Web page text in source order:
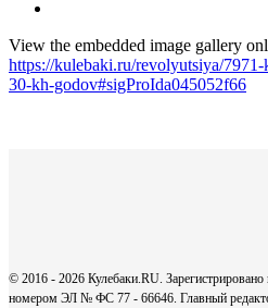
View the embedded image gallery
https://kulebaki.ru/revolyutsiya/
30-kh-godov#sigProIda045052f66
© 2016 - 2026 Кулебаки.RU.
номером ЭЛ № ФС 77 - 66646. Главный